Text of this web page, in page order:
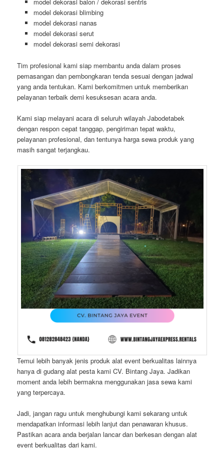
model dekorasi balon / dekorasi sentris
model dekorasi blimbing
model dekorasi nanas
model dekorasi serut
model dekorasi semi dekorasi
Tim profesional kami siap membantu anda dalam proses
pemasangan dan pembongkaran tenda sesuai dengan jadwal
yang anda tentukan. Kami berkomitmen untuk memberikan
pelayanan terbaik demi kesuksesan acara anda.
Kami siap melayani acara di seluruh wilayah Jabodetabek
dengan respon cepat tanggap, pengiriman tepat waktu,
pelayanan profesional, dan tentunya harga sewa produk yang
masih sangat terjangkau.
Temui lebih banyak jenis produk alat event berkualitas lainnya
hanya di gudang alat pesta kami CV. Bintang Jaya. Jadikan
moment anda lebih bermakna menggunakan jasa sewa kami
yang terpercaya.
Jadi, jangan ragu untuk menghubungi kami sekarang untuk
mendapatkan informasi lebih lanjut dan penawaran khusus.
Pastikan acara anda berjalan lancar dan berkesan dengan alat
event berkualitas dari kami.